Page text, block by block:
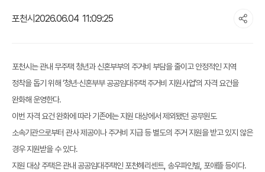
포천시 2026.06.04 11:09:25
포천시는 관내 무주택 청년과 신혼부부의 주거비 부담을 줄이고 안정적인 지역
정착을 돕기 위해 ‘청년·신혼부부 공공임대주택 주거비 지원사업’의 자격 요건을
완화해 운영한다.
이번 자격 요건 완화에 따라 기존에는 지원 대상에서 제외됐던 공무원도
소속기관으로부터 관사 제공이나 주거비 지급 등 별도의 주거 지원을 받고 있지 않은
경우 지원받을 수 있다.
지원 대상 주택은 관내 공공임대주택인 포천헤리센트, 송우파인빌, 포애뜰 등이다.